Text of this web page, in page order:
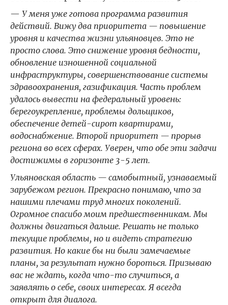
— У меня уже готова программа развития
действий. Вижу два приоритета — повышение
уровня и качества жизни ульяновцев. Это не
просто слова. Это снижение уровня бедности,
обновление изношенной социальной
инфраструктуры, совершенствование системы
здравоохранения, газификация. Часть проблем
удалось вывести на федеральный уровень:
берегоукрепление, проблемы дольщиков,
обеспечение детей-сирот квартирами,
водоснабжение. Второй приоритет — прорыв
региона во всех сферах. Уверен, что обе эти задачи
достижимы в горизонте 3-5 лет.
Ульяновская область — самобытный, узнаваемый
зарубежом регион. Прекрасно понимаю, что за
нашими плечами труд многих поколений.
Огромное спасибо моим предшественникам. Мы
должны двигаться дальше. Решать не только
текущие проблемы, но и видеть стратегию
развития. Но какие бы ни были замечаемые
планы, за результат нужно бороться. Призываю
вас не ждать, когда что-то случиться, а
заявлять о себе, своих интересах. Я всегда
открыт для диалога.